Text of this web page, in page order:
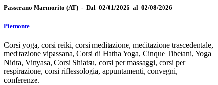
Passerano Marmorito (AT) - Dal 02/01/2026 al 02/08/2026
Piemonte
Corsi yoga, corsi reiki, corsi meditazione, meditazione trascedentale,
meditazione vipassana, Corsi di Hatha Yoga, Cinque Tibetani, Yoga
Nidra, Vinyasa, Corsi Shiatsu, corsi per massaggi, corsi per
respirazione, corsi riflessologia, appuntamenti, convegni,
conferenze.